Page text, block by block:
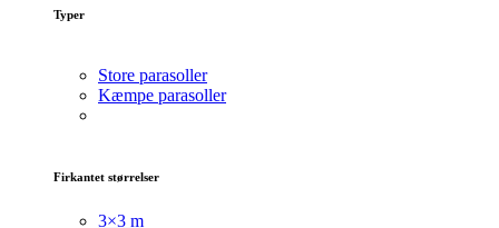
Typer
Store parasoller
Kæmpe parasoller
Firkantet størrelser
3×3 m